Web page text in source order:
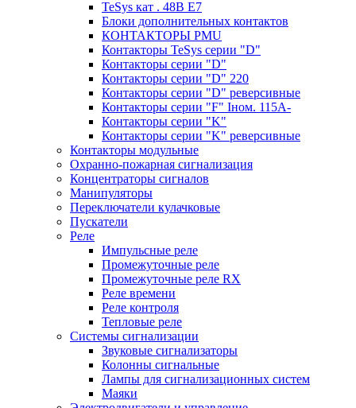
TeSys кат . 48В E7
Блоки дополнительных контактов
КОНТАКТОРЫ PMU
Контакторы TeSys серии "D"
Контакторы серии "D"
Контакторы серии "D" 220
Контакторы серии "D" реверсивные
Контакторы серии "F" Iном. 115А-
Контакторы серии "K"
Контакторы серии "K" реверсивные
Контакторы модульные
Охранно-пожарная сигнализация
Концентраторы сигналов
Манипуляторы
Переключатели кулачковые
Пускатели
Реле
Импульсные реле
Промежуточные реле
Промежуточные реле RX
Реле времени
Реле контроля
Тепловые реле
Системы сигнализации
Звуковые сигнализаторы
Колонны сигнальные
Лампы для сигнализационных систем
Маяки